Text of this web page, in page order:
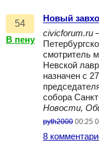
54
В пену
Новый
civicforum.ru
смотритель
Невской
назначен с
собора
Новости,
pyth2000 00:25
8